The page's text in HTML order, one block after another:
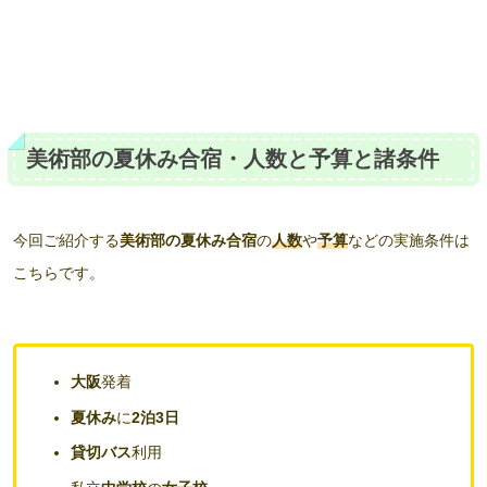
美術部の夏休み合宿・人数と予算と諸条件
今回ご紹介する美術部の夏休み合宿の人数や予算などの実施条件は
こちらです。
大阪発着
夏休みに2泊3日
貸切バス利用